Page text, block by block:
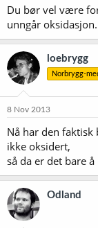
Du bør vel være
unngår oksidasjon.
loebrygg
Norbrygg-
8 Nov 2013
Nå har den
ikke oksidert,
så da er det bare
Odland